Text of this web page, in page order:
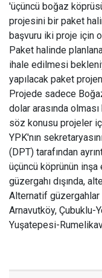
'üçüncü boğaz
projesini bir paket
başvuru iki proje için
Paket halinde
ihale edilmesi
yapılacak paket
Projede sadece
dolar arasında olması
söz konusu projeler
YPK'nın
(DPT) tarafından
üçüncü köprünün
güzergahı dışında,
Alternatif güzergahlar
Arnavutköy, Çubuklu-
Yuşatepesi-